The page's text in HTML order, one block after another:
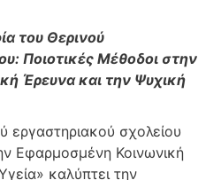
του Θερινού
Ποιοτικές Μέθοδοι στην
Έρευνα και την Ψυχική
εργαστηριακού σχολείου
Εφαρμοσμένη Κοινωνική
καλύπτει την